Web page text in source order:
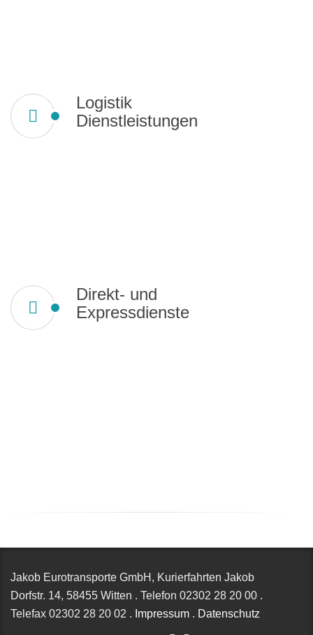
Logistik
Dienstleistungen
Direkt- und
Expressdienste
Jakob Eurotransporte GmbH, Kurierfahrten Jakob
Dorfstr. 14, 58455 Witten . Telefon 02302 28 20 00 .
Telefax 02302 28 20 02 . Impressum . Datenschutz